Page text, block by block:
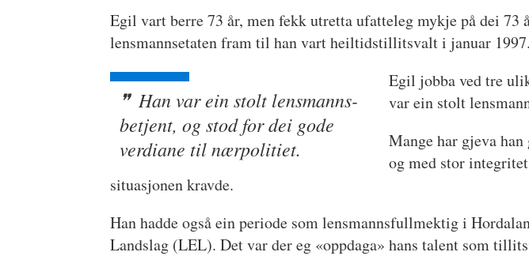
Egil vart berre 73 år, men fekk utretta ufatteleg mykje på dei
lensmannsetaten fram til han vart heiltidstillitsvalt i januar 1997.
Han var ein stolt lensmanns-
betjent, og stod for dei gode
verdiane til nærpolitiet.
Egil jobba ved tre
var ein stolt
Mange har gjeva
og med stor
situasjonen kravde.
Han hadde også ein periode som lensmannsfullmektig i
Landslag (LEL). Det var der eg «oppdaga» hans talent som